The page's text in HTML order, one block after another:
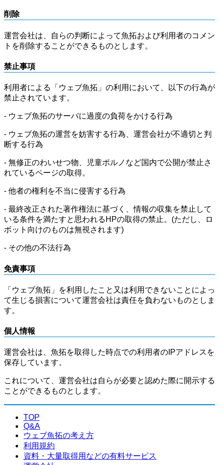
削除
運営会社は、自らの判断によって魚拓および利用者のコメン
トを削除することができるものとします。
禁止事項
利用者による「ウェブ魚拓」の利用において、以下の行為が
禁止されています。
- ウェブ魚拓のサーバに過度の負荷をかける行為
- ウェブ魚拓の運営を妨害する行為、運営会社が不適切と判
断する行為
- 無修正のわいせつ物、児童ポルノなど国内で公開が禁止さ
れているページの取得。
- 他者の権利を不当に侵害する行為
- 最終改正された著作権法に基づく、情報の収集を禁止して
いる条件を満たすと思われるHPの取得の禁止。(ただし、ロ
ボット向けのものは無視されます)
- その他の不法行為
免責事項
「ウェブ魚拓」を利用したこと又は利用できないことによっ
て生じる損害について運営会社は責任を負わないものとしま
す。
個人情報
運営会社は、魚拓を取得した時点での利用者のIPアドレスを
保存しています。
これについて、運営会社は自らが必要と認めた際に開示する
ことができるものとします。
TOP
Q&A
ウェブ魚拓の考え方
利用規約
資料・大量取得用などの有料サービス